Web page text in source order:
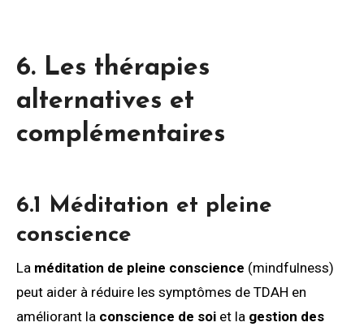
6. Les thérapies
alternatives et
complémentaires
6.1 Méditation et pleine
conscience
La méditation de pleine conscience (mindfulness)
peut aider à réduire les symptômes de TDAH en
améliorant la conscience de soiet la gestion des